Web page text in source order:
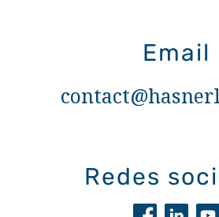
Email
Redes